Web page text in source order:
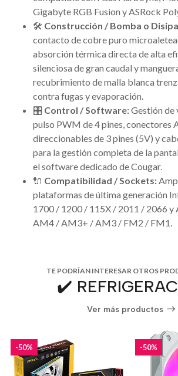
Gigabyte RGB Fusion y ASRock
🛠️ Construcción / Bomba o
contacto de cobre puro
absorción térmica directa de alta
silenciosa de gran caudal y
recubrimiento de malla blanca
contra fugas y evaporación.
🎛️ Control / Software:Gestión de
pulso PWM de 4 pines, conectores
direccionables de 3 pines (5V) y
para la gestión completa de la
el software dedicado de Cougar.
🔌 Compatibilidad / Sockets:
plataformas de última generación
1700 / 1200 / 115X / 2011 / 2066
AM4 / AM3+ / AM3 / FM2 / FM1.
TE PODRÍAN INTERESAR OTROS
✔️
Ver más productos
-50% -50%